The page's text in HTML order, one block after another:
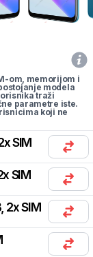
om, memorijom i
modela
traži
parametre iste.
koji ne
SIM
SIM
2x SIM